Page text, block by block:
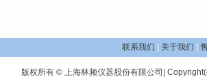
联系我们 关于我们
版权所有 © 上海林频仪器股份有限公司|